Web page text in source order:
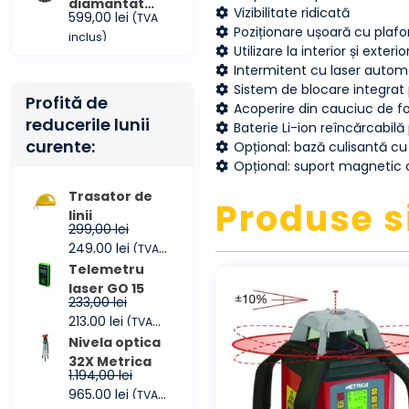
Vizibilitate ridicată
Poziționare ușoară cu
Utilizare la interior și
Intermitent cu laser
Sistem de blocare
Acoperire din cauciuc de
Baterie Li-ion
Opțional: bază culisantă
Opțional: suport magnetic
Produse
diamantat
COMBI
CONMEC 450
599,00 lei (TVA
inclus)
Profită de
reducerile lunii
curente:
Trasator de
linii
299,00lei
Prețul
inițial
a
fost:
299,00 lei.
249,00 lei Prețul
curent
este:
(TVA
inclus)
Telemetru
laser GO 15
233,00lei
Prețul
inițial
a
fost:
233,00 lei.
213,00 lei Prețul
curent
este:
213,00 lei.
(TVA
inclus)
Nivela optica
32X Metrica
1.194,00lei
Prețul
965,00 lei Prețul
(TVA